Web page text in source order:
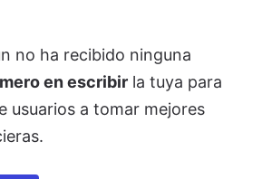
no ha recibido ninguna
en escribir la tuya para
usuarios a tomar mejores